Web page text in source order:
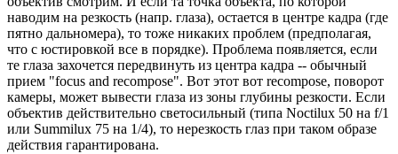
наводим на резкость (напр. глаза), остается в центре кадра (где
пятно дальномера), то тоже никаких проблем (предполагая,
что с юстировкой все в порядке). Проблема появляется, если
те глаза захочется передвинуть из центра кадра -- обычный
прием "focus and recompose". Вот этот вот recompose, поворот
камеры, может вывести глаза из зоны глубины резкости. Если
объектив действительно светосильный (типа Noctilux 50 на f/1
или Summilux 75 на 1/4), то нерезкость глаз при таком образе
действия гарантирована.